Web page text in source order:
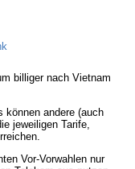
billiger nach Vietnam
können andere (auch
jeweiligen Tarife,
Vor-Vorwahlen nur